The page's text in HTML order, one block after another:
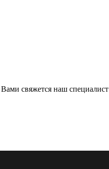
свяжется наш специалист